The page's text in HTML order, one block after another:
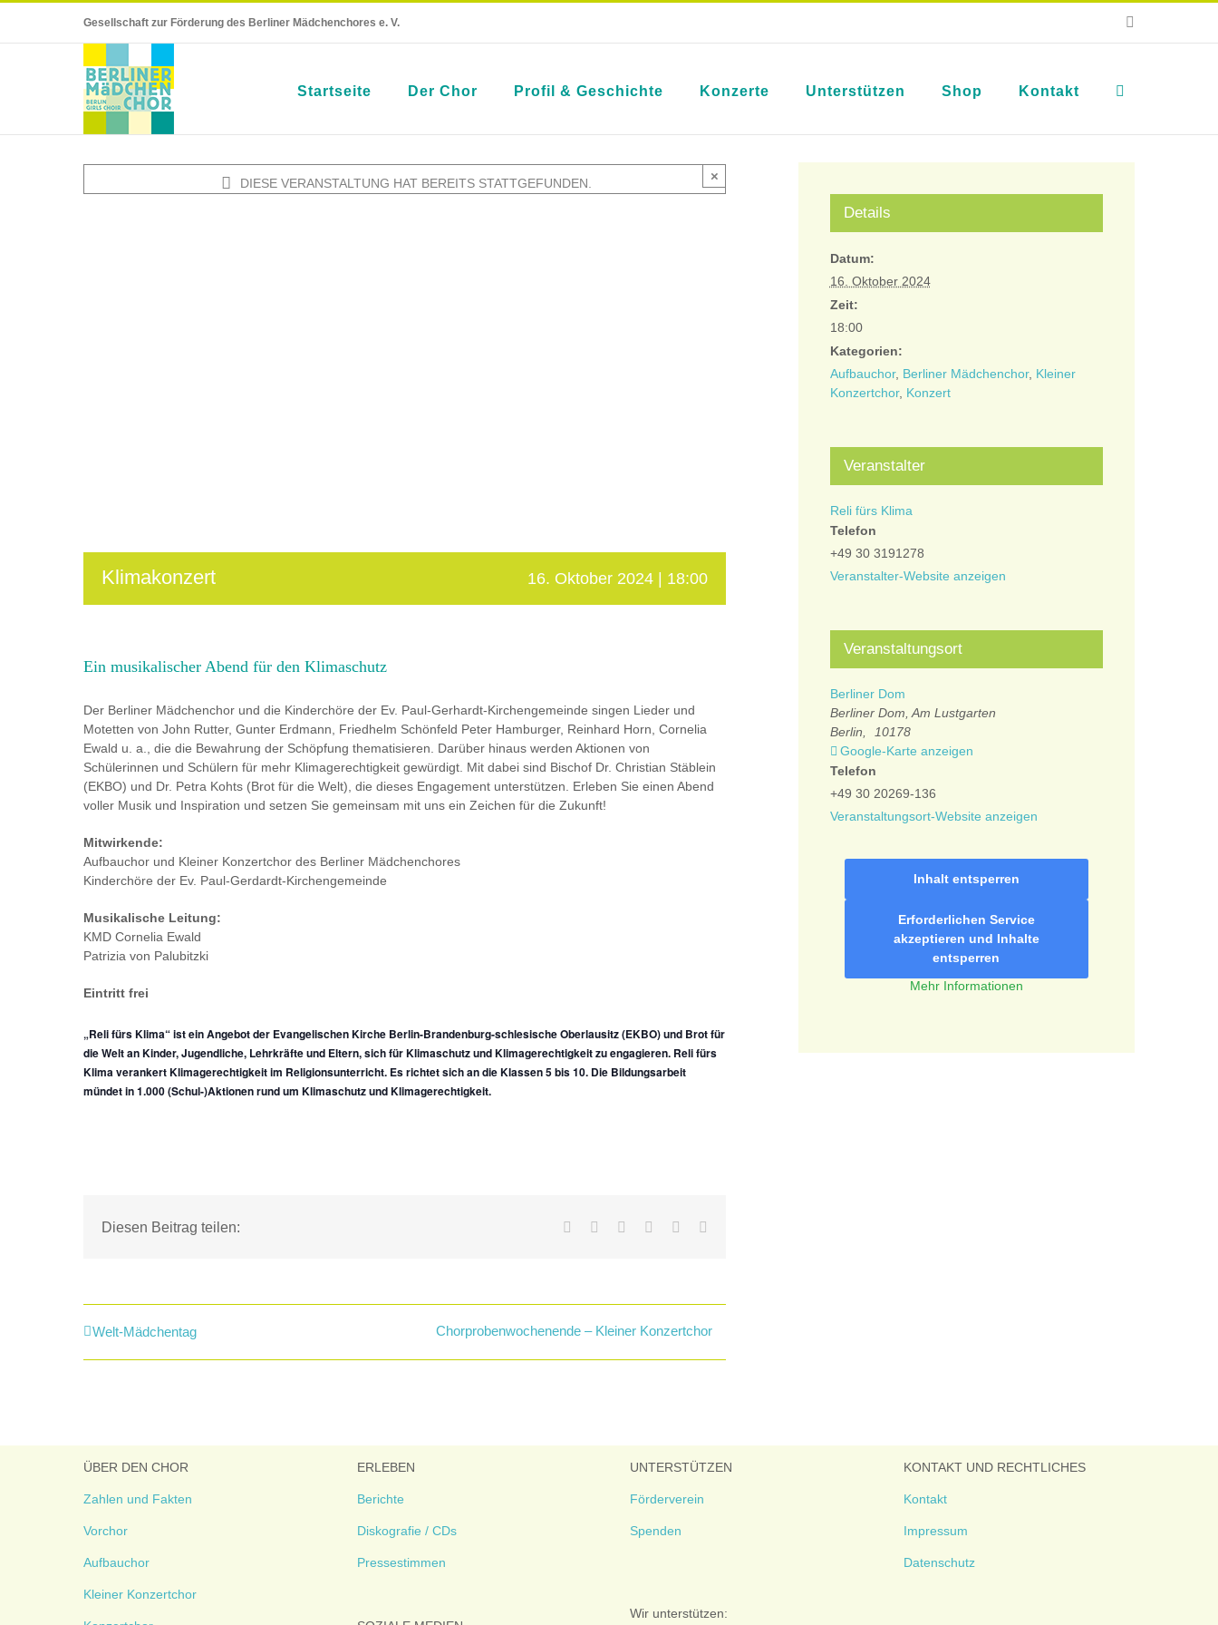
content
Gesellschaft zur Förderung des Berliner Mädchenchores e. V.
Startseite Der Chor Profil & Geschichte Konzerte Unterstützen Shop Kontakt
DIESE VERANSTALTUNG HAT BEREITS STATTGEFUNDEN. ×
Klimakonzert 16. Oktober 2024 | 18:00
Ein musikalischer Abend für den Klimaschutz
Der Berliner Mädchenchor und die Kinderchöre der Ev. Paul-Gerhardt-Kirchengemeinde singen Lieder und
Motetten von John Rutter, Gunter Erdmann, Friedhelm Schönfeld Peter Hamburger, Reinhard Horn, Cornelia
Ewald u. a., die die Bewahrung der Schöpfung thematisieren. Darüber hinaus werden Aktionen von
Schülerinnen und Schülern für mehr Klimagerechtigkeit gewürdigt. Mit dabei sind Bischof Dr. Christian Stäblein
(EKBO) und Dr. Petra Kohts (Brot für die Welt), die dieses Engagement unterstützen. Erleben Sie einen Abend
voller Musik und Inspiration und setzen Sie gemeinsam mit uns ein Zeichen für die Zukunft!
Mitwirkende:
Aufbauchor und Kleiner Konzertchor des Berliner Mädchenchores
Kinderchöre der Ev. Paul-Gerdardt-Kirchengemeinde
Musikalische Leitung:
KMD Cornelia Ewald
Patrizia von Palubitzki
Eintritt frei
„Reli fürs Klima“ ist ein Angebot der Evangelischen Kirche Berlin-Brandenburg-schlesische Oberlausitz (EKBO) und Brot für
die Welt an Kinder, Jugendliche, Lehrkräfte und Eltern, sich für Klimaschutz und Klimagerechtigkeit zu engagieren. Reli fürs
Klima verankert Klimagerechtigkeit im Religionsunterricht. Es richtet sich an die Klassen 5 bis 10. Die Bildungsarbeit
mündet in 1.000 (Schul-)Aktionen rund um Klimaschutz und Klimagerechtigkeit.
Diesen Beitrag teilen: Facebook LinkedInWhatsApp
Tumblr
Welt-Mädchentag Chorprobenwochenende – Kleiner Konzertchor
Details
Datum:
16. Oktober 2024
Zeit:
18:00
Kategorien:
Aufbauchor, Berliner Mädchenchor, Kleiner
Konzertchor, Konzert
Veranstalter
Reli fürs Klima
Telefon
+49 30 3191278
Veranstalter-Website anzeigen
Veranstaltungsort
Berliner Dom
Berliner Dom, Am Lustgarten
Berlin
10178
Google-Karte anzeigen
Telefon
+49 30 20269-136
Veranstaltungsort-Website anzeigen
Inhalt entsperren
Erforderlichen Service
akzeptieren und Inhalte
entsperren
Mehr Informationen
ÜBER DEN CHOR
Zahlen und Fakten
Vorchor
Aufbauchor
Kleiner Konzertchor
ERLEBEN
Berichte
Diskografie / CDs
Pressestimmen
UNTERSTÜTZEN
Förderverein
Spenden
Wir unterstützen:
KONTAKT UND RECHTLICHES
Kontakt
Impressum
Datenschutz